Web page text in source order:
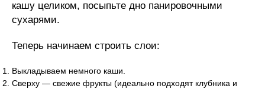
кашу целиком, посыпьте дно панировочными
сухарями.
Теперь начинаем строить слои:
Выкладываем немного каши.
Сверху — свежие фрукты (идеально подходят клубника и